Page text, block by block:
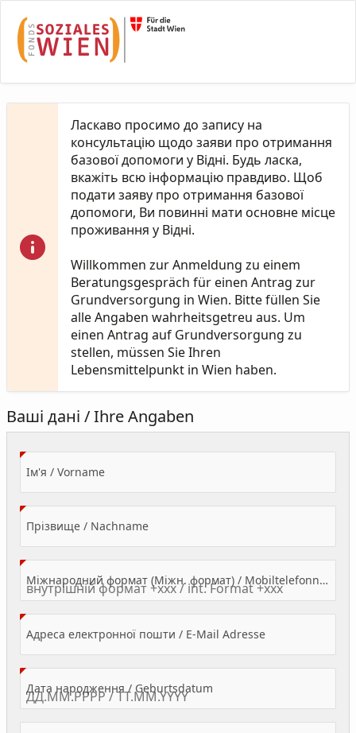
Ласкаво просимо до запису на
консультацію щодо заяви про отримання
базової допомоги у Відні. Будь ласка,
вкажіть всю інформацію правдиво. Щоб
подати заяву про отримання базової
допомоги, Ви повинні мати основне місце
проживання у Відні.
Willkommen zur Anmeldung zu einem
Beratungsgespräch für einen Antrag zur
Grundversorgung in Wien. Bitte füllen Sie
alle Angaben wahrheitsgetreu aus. Um
einen Antrag auf Grundversorgung zu
stellen, müssen Sie Ihren
Lebensmittelpunkt in Wien haben.
Ваші дані / Ihre Angaben
Ім'я / Vorname(Value Required)
Прізвище / Nachname(Value Required)
Міжнародний формат (Міжн. формат) / Mobiltelefonnummer
Адреса електронної пошти / E-Mail Adresse(Value Required)
Дата народження / Geburtsdatum